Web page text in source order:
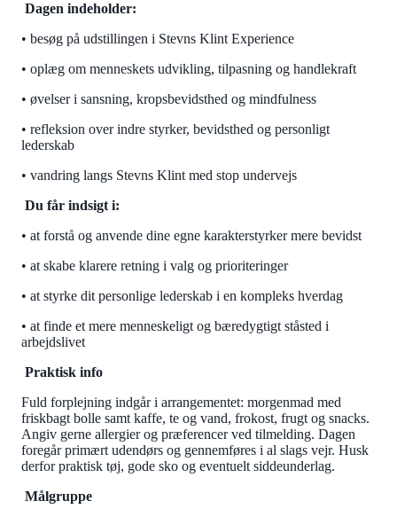
Dagen indeholder:
• besøg på udstillingen i Stevns Klint Experience
• oplæg om menneskets udvikling, tilpasning og handlekraft
• øvelser i sansning, kropsbevidsthed og mindfulness
• refleksion over indre styrker, bevidsthed og personligt
lederskab
• vandring langs Stevns Klint med stop undervejs
Du får indsigt i:
• at forstå og anvende dine egne karakterstyrker mere bevidst
• at skabe klarere retning i valg og prioriteringer
• at styrke dit personlige lederskab i en kompleks hverdag
• at finde et mere menneskeligt og bæredygtigt ståsted i
arbejdslivet
Praktisk info
Fuld forplejning indgår i arrangementet: morgenmad med
friskbagt bolle samt kaffe, te og vand, frokost, frugt og snacks.
Angiv gerne allergier og præferencer ved tilmelding. Dagen
foregår primært udendørs og gennemføres i al slags vejr. Husk
derfor praktisk tøj, gode sko og eventuelt siddeunderlag.
Målgruppe